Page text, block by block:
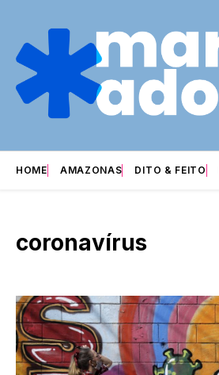
HOME AMAZONAS DITO & FEITO
coronavírus